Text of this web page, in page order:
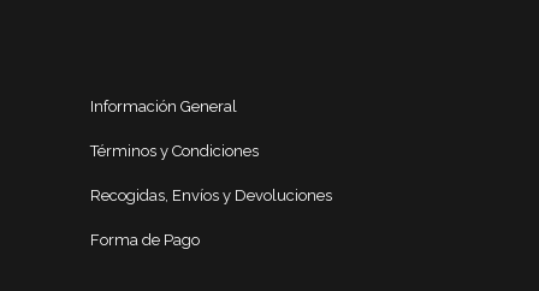
Información General
Términos y Condiciones
Recogidas, Envíos y Devoluciones
Forma de Pago